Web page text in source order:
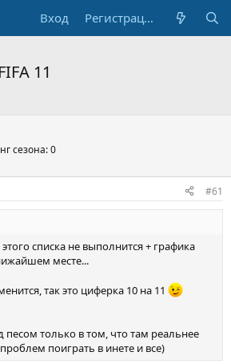
Вход Регистрация
11
сезона: 0
#61
списка не выполнится + графика
месте...
так это циферка 10 на 11
только в том, что там реальнее
поиграть в инете и все)